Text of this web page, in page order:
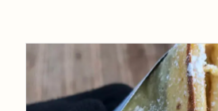
expérience
entièrement
animations